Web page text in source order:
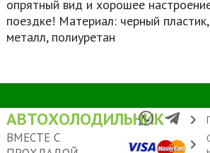
опрятный вид и хорошее
поездке! Материал: черный
металл, полиуретан
АВТОХОЛОДИЛЬНИК
ВМЕСТЕ С